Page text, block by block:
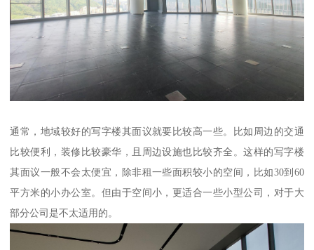
通常，地域较好的写字楼其面议就要比较高一些。比如周边的交通
比较便利，装修比较豪华，且周边设施也比较齐全。这样的写字楼
其面议一般不会太便宜，除非租一些面积较小的空间，比如30到60
平方米的小办公室。但由于空间小，更适合一些小型公司，对于大
部分公司是不太适用的。